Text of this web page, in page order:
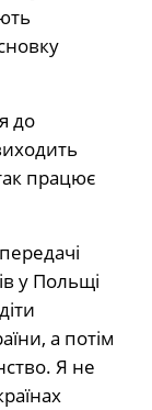
до
працює
у Польщі
а потім
Я не